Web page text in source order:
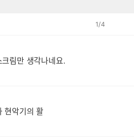
1/4
크림만 생각나네요.
현악기의 활